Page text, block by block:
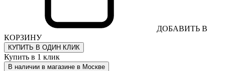
ДОБАВИТЬ В
КОРЗИНУ
КУПИТЬ В ОДИН КЛИК
Купить в 1 клик
В наличии в магазине в Москве